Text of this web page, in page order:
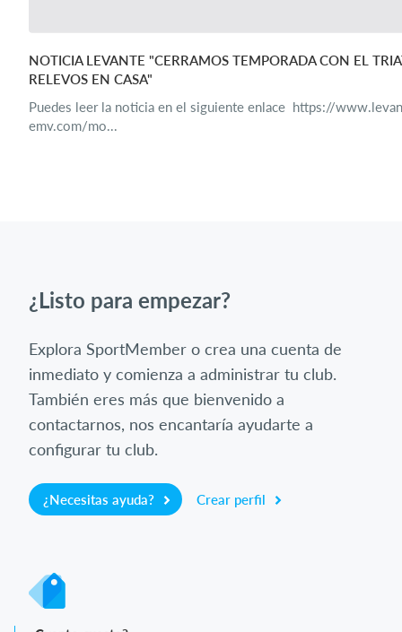
NOTICIA LEVANTE "CERRAMOS TEMPORADA CON EL
RELEVOS EN CASA"
Puedes leer la noticia en el siguiente enlace https://
emv.com/mo...
¿Listo para empezar?
Explora SportMember o crea una cuenta de
inmediato y comienza a administrar tu club.
También eres más que bienvenido a
contactarnos, nos encantaría ayudarte a
configurar tu club.
¿Necesitas ayuda? Crear perfil